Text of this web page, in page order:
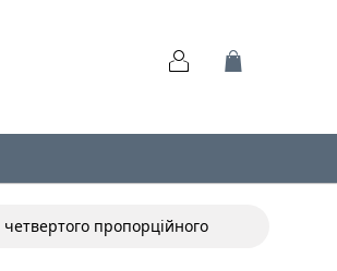
пропорційного